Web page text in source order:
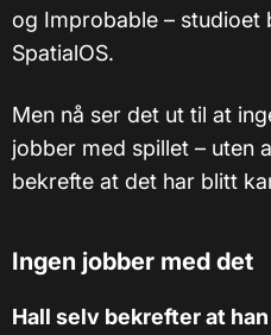
og Improbable – studioet
SpatialOS.
Men nå ser det ut til at
jobber med spillet – uten
bekrefte at det har blitt
Ingen jobber med det
Hall selv bekrefter at